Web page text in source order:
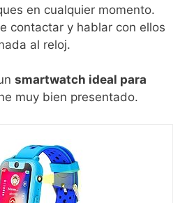
en cualquier momento.
contactar y hablar con ellos
al reloj.
smartwatch ideal para
muy bien presentado.